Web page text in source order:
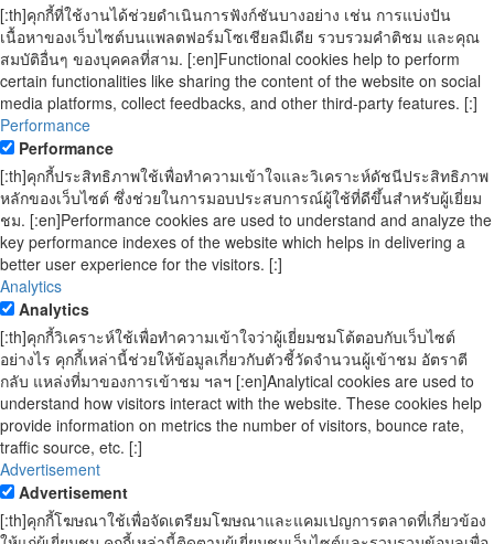
[:th]คุกกี้ที่ใช้งานได้ช่วยดำเนินการฟังก์ชันบางอย่าง เช่น การแบ่งปัน
เนื้อหาของเว็บไซต์บนแพลตฟอร์มโซเชียลมีเดีย รวบรวมคำติชม และคุณ
สมบัติอื่นๆ ของบุคคลที่สาม. [:en]Functional cookies help to perform
certain functionalities like sharing the content of the website on social
media platforms, collect feedbacks, and other third-party features. [:]
Performance
Performance
[:th]คุกกี้ประสิทธิภาพใช้เพื่อทำความเข้าใจและวิเคราะห์ดัชนีประสิทธิภาพ
หลักของเว็บไซต์ ซึ่งช่วยในการมอบประสบการณ์ผู้ใช้ที่ดีขึ้นสำหรับผู้เยี่ยม
ชม. [:en]Performance cookies are used to understand and analyze the
key performance indexes of the website which helps in delivering a
better user experience for the visitors. [:]
Analytics
Analytics
[:th]คุกกี้วิเคราะห์ใช้เพื่อทำความเข้าใจว่าผู้เยี่ยมชมโต้ตอบกับเว็บไซต์
อย่างไร คุกกี้เหล่านี้ช่วยให้ข้อมูลเกี่ยวกับตัวชี้วัดจำนวนผู้เข้าชม อัตราตี
กลับ แหล่งที่มาของการเข้าชม ฯลฯ [:en]Analytical cookies are used to
understand how visitors interact with the website. These cookies help
provide information on metrics the number of visitors, bounce rate,
traffic source, etc. [:]
Advertisement
Advertisement
[:th]คุกกี้โฆษณาใช้เพื่อจัดเตรียมโฆษณาและแคมเปญการตลาดที่เกี่ยวข้อง